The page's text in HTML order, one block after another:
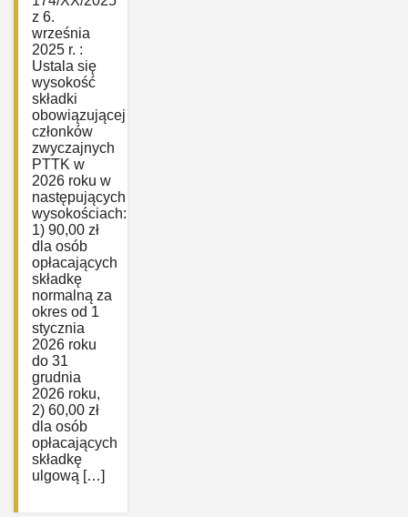
z 6.
września
2025 r. :
Ustala się
wysokość
składki
obowiązującej
członków
zwyczajnych
PTTK w
2026 roku w
następujących
wysokościach:
1) 90,00 zł
dla osób
opłacających
składkę
normalną za
okres od 1
stycznia
2026 roku
do 31
grudnia
2026 roku,
2) 60,00 zł
dla osób
opłacających
składkę
ulgową […]